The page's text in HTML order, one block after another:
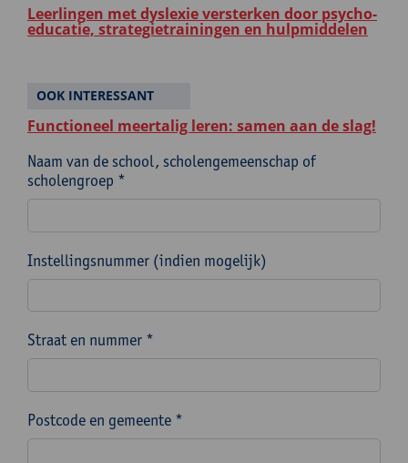
Leerlingen met dyslexie versterken door psycho-
educatie, strategietrainingen en hulpmiddelen
OOK INTERESSANT
Functioneel meertalig leren: samen aan de slag!
Naam van de school, scholengemeenschap of
scholengroep *
Instellingsnummer (indien mogelijk)
Straat en nummer *
Postcode en gemeente *